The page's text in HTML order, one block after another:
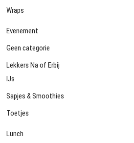
Wraps
Evenement
Geen categorie
Lekkers Na of Erbij
IJs
Sapjes & Smoothies
Toetjes
Lunch